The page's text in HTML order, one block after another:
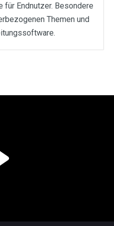
Endnutzer. Besondere
Themen und